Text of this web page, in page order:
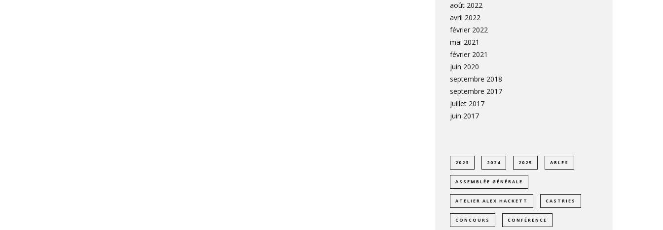
août 2022
avril 2022
février 2022
mai 2021
février 2021
juin 2020
septembre 2018
septembre 2017
juillet 2017
juin 2017
2023 2024 2025 ARLES
ASSEMBLÉE GÉNÉRALE
ATELIER ALEX HACKETT CASTRIES
CONCOURS CONFÉRENCE